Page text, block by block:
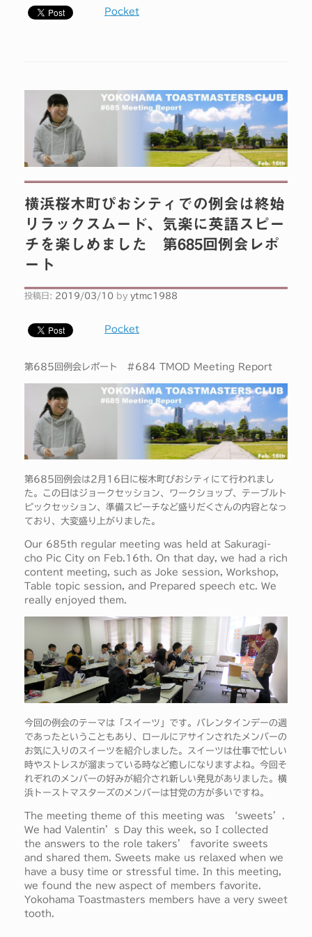
Pocket
横浜桜木町ぴおシティでの例会は終始
リラックスムード、気楽に英語スピー
チを楽しめました 第685回例会レポ
ート
投稿日: 2019/03/10 by ytmc1988
Pocket
第685回例会レポート #684 TMOD Meeting Report
第685回例会は2月16日に桜木町ぴおシティにて行われまし
た。この日はジョークセッション、ワークショップ、テーブルト
ピックセッション、準備スピーチなど盛りだくさんの内容となっ
ており、大変盛り上がりました。
Our 685th regular meeting was held at Sakuragi-
cho Pic City on Feb.16th. On that day, we had a rich
content meeting, such as Joke session, Workshop,
Table topic session, and Prepared speech etc. We
really enjoyed them.
今回の例会のテーマは「スイーツ」です。バレンタインデーの週
であったということもあり、ロールにアサインされたメンバーの
お気に入りのスイーツを紹介しました。スイーツは仕事で忙しい
時やストレスが溜まっている時など癒しになりますよね。今回そ
れぞれのメンバーの好みが紹介され新しい発見がありました。横
浜トーストマスターズのメンバーは甘党の方が多いですね。
The meeting theme of this meeting was ‘sweets’.
We had Valentin’s Day this week, so I collected
the answers to the role takers’ favorite sweets
and shared them. Sweets make us relaxed when we
have a busy time or stressful time. In this meeting,
we found the new aspect of members favorite.
Yokohama Toastmasters members have a very sweet
tooth.